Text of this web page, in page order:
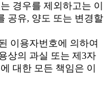
경우를 제외하고는 이
공유, 양도 또는 변경할
이용자번호에 의하여
상의 과실 또는 제3자
대한 모든 책임은 이